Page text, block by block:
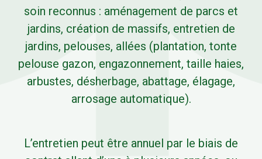
soin reconnus : aménagement de parcs et
jardins, création de massifs, entretien de
jardins, pelouses, allées (plantation, tonte
pelouse gazon, engazonnement, taille haies,
arbustes, désherbage, abattage, élagage,
arrosage automatique).
L’entretien peut être annuel par le biais de